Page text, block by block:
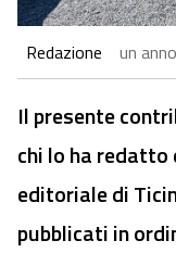
Redazione un
Il presente
chi lo ha redatto
editoriale di
pubblicati in